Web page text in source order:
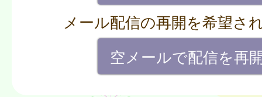
メール配信の再開を希望さ
空メールで配信を再